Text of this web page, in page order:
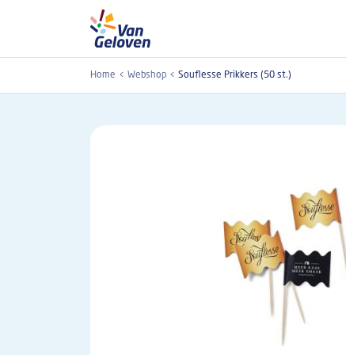
Overslaan en naar de inhoud gaan
Home Webshop Souflesse Prikkers (50 st.)